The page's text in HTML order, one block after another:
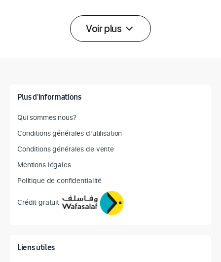
Voir plus
Plus d'informations
Qui sommes nous?
Conditions générales d'utilisation
Conditions générales de vente
Mentions légales
Politique de confidentialité
Crédit gratuit
Liens utiles